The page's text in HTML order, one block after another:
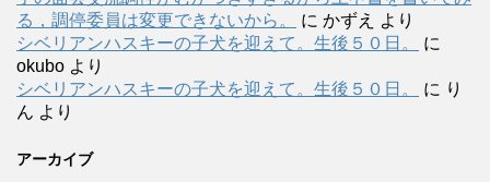
る，調停委員は変更できないから。
に かずえ
より
シベリアンハスキーの子犬を迎えて。生後５０日。
に
okubo より
シベリアンハスキーの子犬を迎えて。生後５０日。
に り
ん より
アーカイブ